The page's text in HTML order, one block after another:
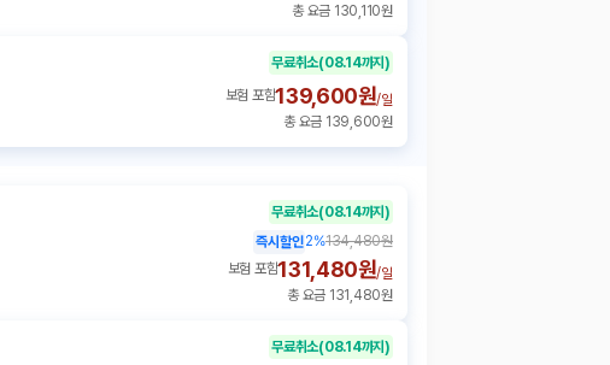
총 요금 130,110원
무료취소(08.14까지)
보험 포함139,600원/일
총 요금 139,600원
무료취소(08.14까지)
즉시할인2%134,480원
보험 포함131,480원/일
총 요금 131,480원
무료취소(08.14까지)